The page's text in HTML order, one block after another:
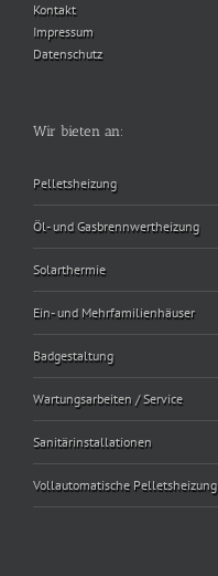
Kontakt
Impressum
Datenschutz
Wir bieten an:
Pelletsheizung
Öl- und Gasbrennwertheizung
Solarthermie
Ein- und Mehrfamilienhäuser
Badgestaltung
Wartungsarbeiten / Service
Sanitärinstallationen
Vollautomatische Pelletsheizung